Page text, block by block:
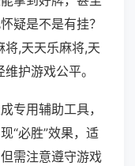
疑是不是有挂？
,天天乐麻将,天
护游戏公平。
专用辅助工具，
“必胜”效果，适
需注意遵守游戏